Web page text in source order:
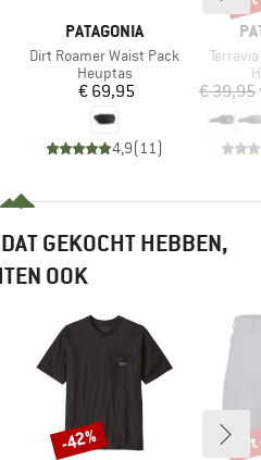
MERK
PATAGONIA
Artikel
Dirt Roamer Waist Pack
Productgroep
Heuptas
Prijs
€ 69,95
4,9( 11)
Artikel
€ 39,95
GEKOCHT HEBBEN,
OOK
Korting
-42%